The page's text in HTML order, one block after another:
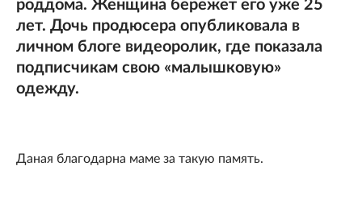
роддома. Женщина бережет его уже 25
лет. Дочь продюсера опубликовала в
личном блоге видеоролик, где показала
подписчикам свою «малышковую»
одежду.
Даная благодарна маме за такую память.